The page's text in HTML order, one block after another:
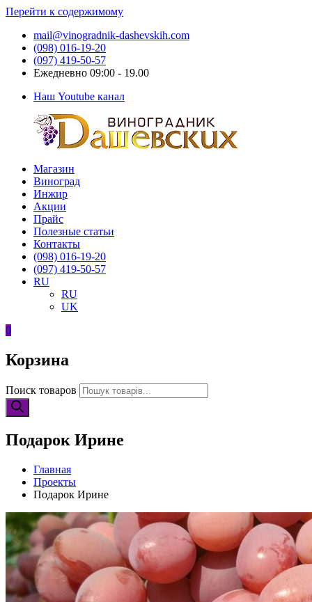
Перейти к содержимому
mail@vinogradnik-dashevskih.com
(098) 016-19-20
(097) 419-50-57
Ежедневно 09:00 - 19.00
Наш Youtube канал
Виноградник
Дашевских
Саженцы
черенки
винограда
Магазин
Виноград
Инжир
Акции
Прайс
Полезные статьи
Контакты
(098) 016-19-20
(097) 419-50-57
RU
RU
UK
0
Корзина
Поиск товаров
Подарок Ирине
Главная
Проекты
Подарок Ирине